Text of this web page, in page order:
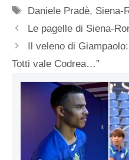
Tag
Daniele Pradè, Siena-
Le pagelle di Siena-
Il veleno di
Totti vale Codrea…”